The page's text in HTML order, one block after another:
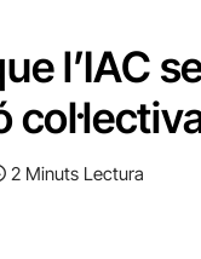
l’IAC
2 Minuts Lectura